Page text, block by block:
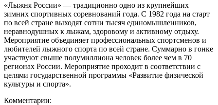
«Лыжня России» — традиционно одно из крупнейших
зимних спортивных соревнований года. С 1982 года на старт
по всей стране выходят сотни тысяч единомышленников,
неравнодушных к лыжам, здоровому и активному отдыху.
Мероприятие объединяет профессиональных спортсменов и
любителей лыжного спорта по всей стране. Суммарно в гонке
участвуют свыше полумиллиона человек более чем в 70
регионах России. Мероприятие проходит в соответствии с
целями государственной программы «Развитие физической
культуры и спорта».
Комментарии: